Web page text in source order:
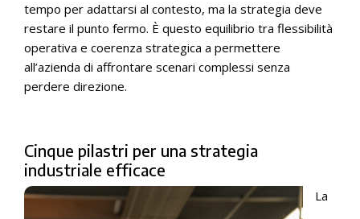
tempo per adattarsi al contesto, ma la strategia deve
restare il punto fermo. È questo equilibrio tra flessibilità
operativa e coerenza strategica a permettere
all’azienda di affrontare scenari complessi senza
perdere direzione.
Cinque pilastri per una strategia
industriale efficace
La